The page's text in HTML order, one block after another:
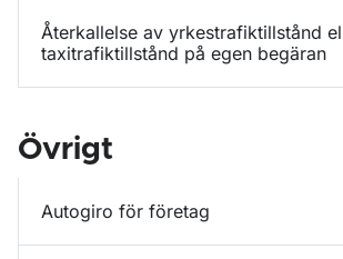
Återkallelse av yrkestrafiktillstånd
taxitrafiktillstånd på egen begäran
Övrigt
Autogiro för företag